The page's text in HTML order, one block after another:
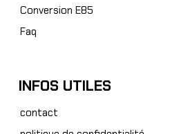
Conversion E85
Faq
INFOS UTILES
contact